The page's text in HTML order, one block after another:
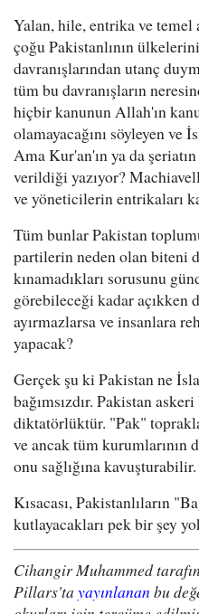
Yalan, hile, entrika ve temel
çoğu Pakistanlının
davranışlarından utanç
tüm bu davranışların
hiçbir kanunun Allah'ın
olamayacağını söyleyen
Ama Kur'an'ın ya da
verildiği yazıyor?
ve yöneticilerin entrikaları
Tüm bunlar Pakistan
partilerin neden olan biteni
kınamadıkları sorusunu
görebileceği kadar açıkken
ayırmazlarsa ve insanlara
yapacak?
Gerçek şu ki Pakistan ne
bağımsızdır. Pakistan
diktatörlüktür. "Pak"
ve ancak tüm
onu sağlığına kavuşturabilir.
Kısacası, Pakistanlıların
kutlayacakları pek bir şey
Cihangir Muhammed
Pillars'ta yayınlanan bu